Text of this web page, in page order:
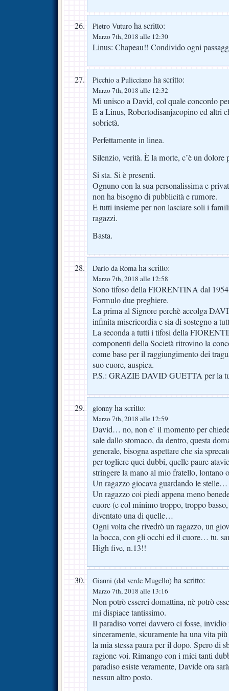
Pietro Vuturo ha scritto:
Marzo 7th, 2018 alle 12:30
Linus: Chapeau!! Condivido ogni
Picchio a Pulicciano ha scritto:
Marzo 7th, 2018 alle 12:32
Mi unisco a David, col quale concordo
E a Linus, Robertodisanjacopino ed altri
sobrietà.
Perfettamente in linea.
Silenzio, verità. È la morte, c’è un dolore
Si sta. Si è presenti.
Ognuno con la sua personalissima e
non ha bisogno di pubblicità e rumore.
E tutti insieme per non lasciare soli i
ragazzi.
Basta.
Dario da Romaha scritto:
Marzo 7th, 2018 alle 12:58
Sono tifoso della FIORENTINA dal
Formulo due preghiere.
La prima al Signore perchè accolga
infinita misericordia e sia di sostegno a
La seconda a tutti i tifosi della
componenti della Società ritrovino la
come base per il raggiungimento dei
suo cuore, auspica.
P.S.: GRAZIE DAVID GUETTA per la
gionny ha scritto:
Marzo 7th, 2018 alle 12:59
David… no, non e` il momento per
sale dallo stomaco, da dentro, questa
generale, bisogna aspettare che sia
per togliere quei dubbi, quelle paure
stringere la mano al mio fratello, lontano
Un ragazzo giocava guardando le stelle…
Un ragazzo coi piedi appena meno
cuore (e col minimo troppo, troppo
diventato una di quelle…
Ogni volta che rivedrò un ragazzo, un
la bocca, con gli occhi ed il cuore… tu.
High five, n.13!!
Gianni (dal verde Mugello) ha scritto:
Marzo 7th, 2018 alle 13:16
Non potrò esserci domattina, nè potrò
mi dispiace tantissimo.
Il paradiso vorrei davvero ci fosse,
sinceramente, sicuramente ha una vita
la mia stessa paura per il dopo. Spero di
ragione voi. Rimango con i miei tanti
paradiso esiste veramente, Davide ora
nessun altro posto.